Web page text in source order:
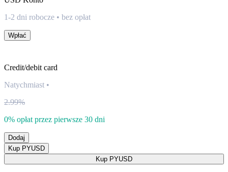
1-2 dni robocze • bez opłat
Wpłać
Credit/debit card
Natychmiast •
2.99%
0% opłat przez pierwsze 30 dni
Dodaj
Kup PYUSD
Kup PYUSD